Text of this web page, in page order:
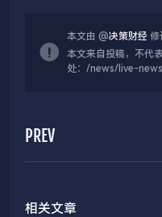
本文由 @决策财经
本文来自投稿，不代
处：/news/live-
PREV
相关文章